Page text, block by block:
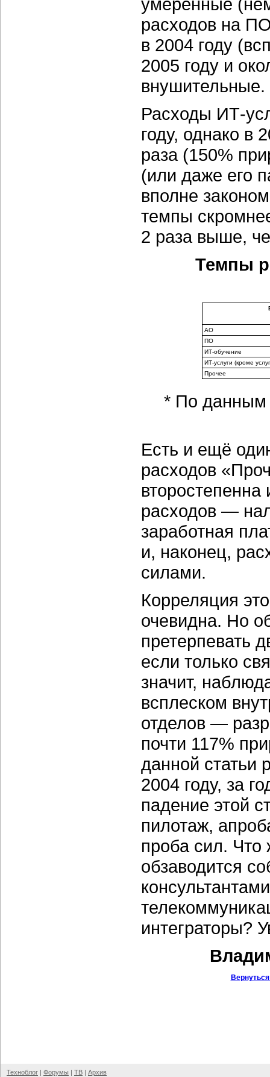
расходов на
в 2004 году
2005 году и
Расходы ИТ-
году, однако в
раза (150%
(или даже его
вполне
темпы
2 раза выше,
Темпы
АО
ПО
ИТ-обучение
ИТ-услуги (кроме
Прочее
* По данным
Есть и ещё
расходов
второстепенна
расходов —
заработная
и, наконец,
силами.
Корреляция
очевидна. Но
претерпевать
если только
значит,
всплеском
отделов —
почти 117%
данной статьи
2004 году, за
падение этой
пилотаж,
проба сил. Что
обзаводится
интеграторы?
Техноблог | Форумы | ТВ | Архив